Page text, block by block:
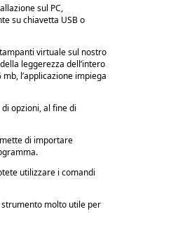
sul PC,
su chiavetta USB o
virtuale sul nostro
leggerezza dell’intero
l’applicazione impiega
opzioni, al fine di
di importare
utilizzare i comandi
molto utile per